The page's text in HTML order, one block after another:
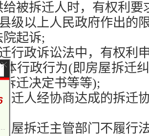
被拆迁人时，有权利要
级以上人民政府作出的
院起诉;
行政诉讼法中，有权利
体行政行为(即房屋拆迁
迁决定书等等);
迁人经协商达成的拆迁
屋拆迁主管部门不履行